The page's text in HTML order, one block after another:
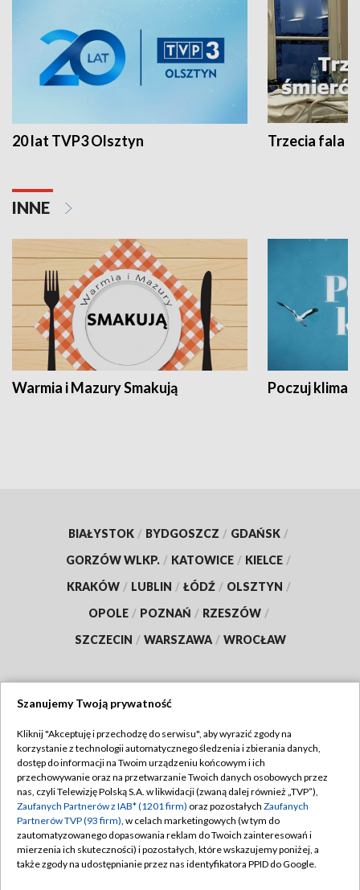
20 lat TVP3 Olsztyn Trzecia fala -
INNE
Warmia i Mazury Smakują Poczuj klimat
BIAŁYSTOK / BYDGOSZCZ / GDAŃSK /
GORZÓW WLKP. / KATOWICE / KIELCE /
KRAKÓW / LUBLIN / ŁÓDŹ / OLSZTYN /
OPOLE / POZNAŃ / RZESZÓW /
SZCZECIN / WARSZAWA / WROCŁAW
TVP
Abonament TVP
Emisja w TVP
Centrum informacji TVP
Naziemna Telewizja Cyfrowa
Regulamin TVP
Polityka prywatności
Moje zgody
Pomoc
Szanujemy Twoją prywatność
Kliknij "Akceptuję i przechodzę do serwisu", aby wyrazić zgody na
korzystanie z technologii automatycznego śledzenia i zbierania danych,
dostęp do informacji na Twoim urządzeniu końcowym i ich
przechowywanie oraz na przetwarzanie Twoich danych osobowych przez
nas, czyli Telewizję Polską S.A. w likwidacji (zwaną dalej również „TVP”),
Zaufanych Partnerów z IAB* (1201 firm) oraz pozostałych Zaufanych
Partnerów TVP (93 firm), w celach marketingowych (w tym do
zautomatyzowanego dopasowania reklam do Twoich zainteresowań i
mierzenia ich skuteczności) i pozostałych, które wskazujemy poniżej, a
także zgody na udostępnianie przez nas identyfikatora PPID do Google.